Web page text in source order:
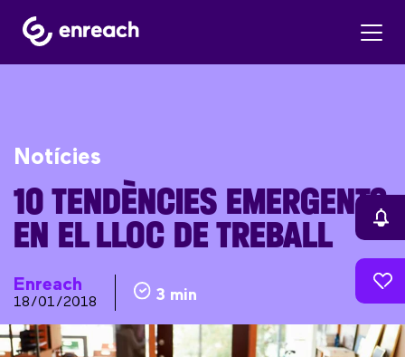
Notícies
10 TENDÈNCIES EMERGENTS
EN EL LLOC DE TREBALL
Enreach
18/01/2018 3 min